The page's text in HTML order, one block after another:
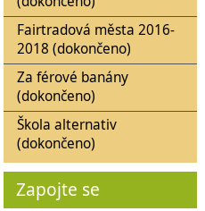
Fairtradová města 2016-
2018 (dokončeno)
Za férové banány
(dokončeno)
Škola alternativ
(dokončeno)
Zapojte se